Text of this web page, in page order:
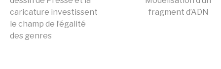
la
caricature investissent
le champ de l’égalité
des genres
fragment d’ADN